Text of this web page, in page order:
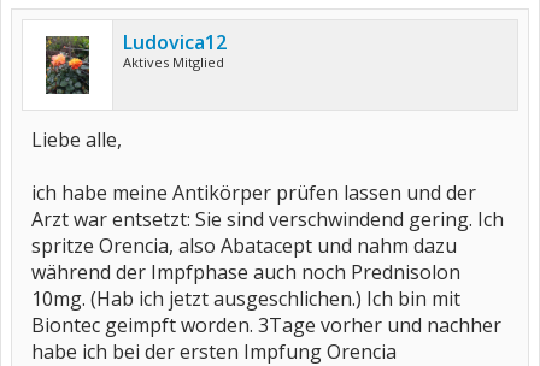
Ludovica12
Aktives Mitglied
Liebe alle,
ich habe meine Antikörper prüfen lassen und der
Arzt war entsetzt: Sie sind verschwindend gering. Ich
spritze Orencia, also Abatacept und nahm dazu
während der Impfphase auch noch Prednisolon
10mg. (Hab ich jetzt ausgeschlichen.) Ich bin mit
Biontec geimpft worden. 3Tage vorher und nachher
habe ich bei der ersten Impfung Orencia